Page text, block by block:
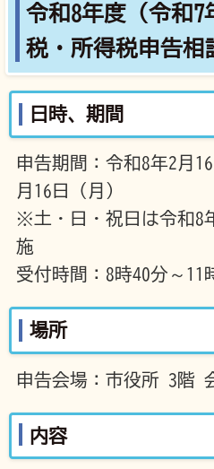
令和8年度（令和7
税・所得税申告相
日時、期間
申告期間：令和8年2月
月16日（月）
※土・日・祝日は令和8
施
受付時間：8時40分～11
場所
申告会場：市役所 3階
内容